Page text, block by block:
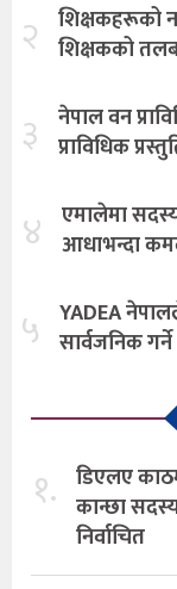
२ शिक्षकहरूको
शिक्षकको
३ नेपाल वन
प्राविधिक
४ एमालेमा
आधाभन्दा
५ YADEA
सार्वजनिक गर्ने
१. डिएलए
कान्छा
निर्वाचित